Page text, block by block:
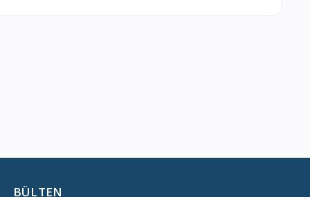
BÜLTEN